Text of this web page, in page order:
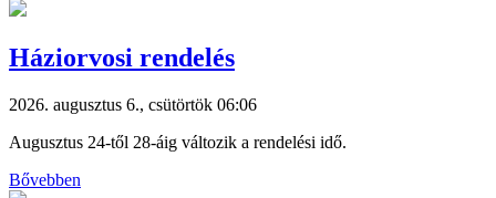
Háziorvosi rendelés
2026. augusztus 6., csütörtök 06:06
Augusztus 24-től 28-áig változik a rendelési idő.
Bővebben